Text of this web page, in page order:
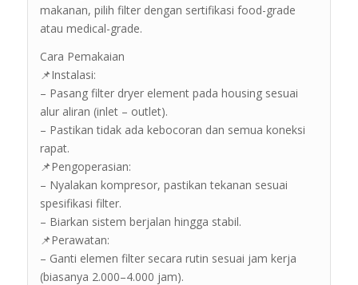
makanan, pilih filter dengan sertifikasi food-grade
atau medical-grade.
Cara Pemakaian
📌Instalasi:
– Pasang filter dryer element pada housing sesuai
alur aliran (inlet – outlet).
– Pastikan tidak ada kebocoran dan semua koneksi
rapat.
📌Pengoperasian:
– Nyalakan kompresor, pastikan tekanan sesuai
spesifikasi filter.
– Biarkan sistem berjalan hingga stabil.
📌Perawatan:
– Ganti elemen filter secara rutin sesuai jam kerja
(biasanya 2.000–4.000 jam).